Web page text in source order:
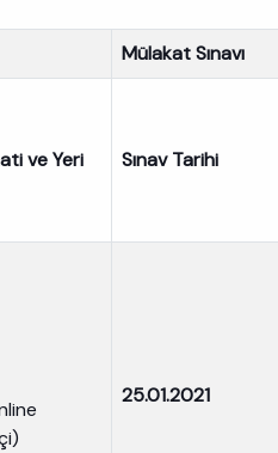
Mülakat Sınavı
ve Yeri Sınav Tarihi
25.01.2021